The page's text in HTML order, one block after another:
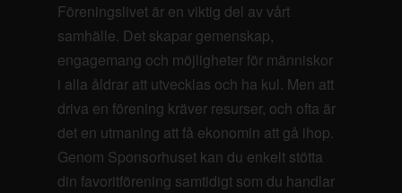
Föreningslivet är en viktig del av vårt
samhälle. Det skapar gemenskap,
engagemang och möjligheter för människor
i alla åldrar att utvecklas och ha kul. Men att
driva en förening kräver resurser, och ofta är
det en utmaning att få ekonomin att gå ihop.
Genom Sponsorhuset kan du enkelt stötta
din favoritförening samtidigt som du handlar